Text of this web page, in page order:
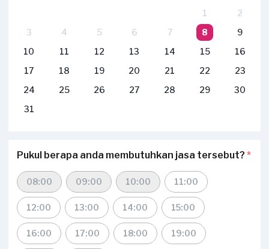
1
2
3
4 5 6 7 8
9
10
11 12 13 14 15
16
17
18 19 20 21 22
23
24
25 26 27 28 29
30
31
Pukul berapa anda membutuhkan jasa tersebut? *
08:00 09:00 10:00 11:00
12:00 13:00 14:00 15:00
16:00 17:00 18:00 19:00